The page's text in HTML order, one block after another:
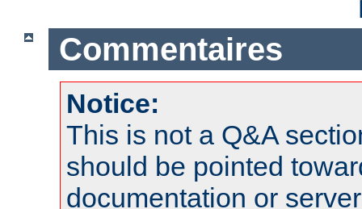
Commentaires
Notice:
This is not a Q&A
should be pointed
documentation or